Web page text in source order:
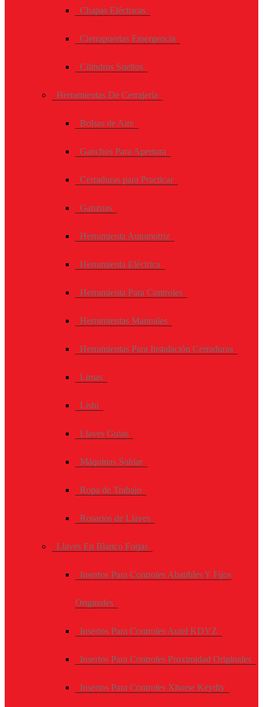
Chapas Eléctricas
Cierrapuertas Emergencia
Cilindros Sueltos
Herramientas De Cerrajería
Bolsas de Aire
Ganchos Para Apertura
Cerraduras para Practicar
Ganzuas
Herramienta Automotriz
Herramienta Eléctrica
Herramienta Para Controles
Herramientas Manuales
Herramientas Para Instalación Cerraduras
Limas
Lishi
Llaves Guias
Máquinas Soldar
Ropa de Trabajo
Rosarios de Llaves
Llaves En Blanco Forjas
Insertos Para Controles Abatibles Y Fijos
Originales
Insertos Para Controles Autel KDYZ
Insertos Para Controles Proximidad Originales
Insertos Para Controles Xhorse Keydiy